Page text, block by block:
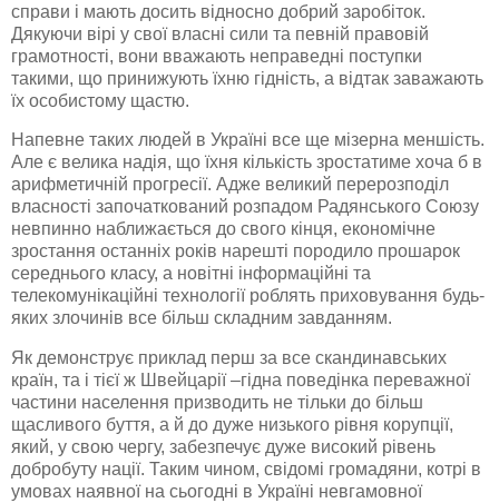
справи і мають досить відносно добрий заробіток.
Дякуючи вірі у свої власні сили та певній правовій
грамотності, вони вважають неправедні поступки
такими, що принижують їхню гідність, а відтак заважають
їх особистому щастю.
Напевне таких людей в Україні все ще мізерна меншість.
Але є велика надія, що їхня кількість зростатиме хоча б в
арифметичній прогресії. Адже великий перерозподіл
власності започаткований розпадом Радянського Союзу
невпинно наближається до свого кінця, економічне
зростання останніх років нарешті породило прошарок
середнього класу, а новітні інформаційні та
телекомунікаційні технології роблять приховування будь-
яких злочинів все більш складним завданням.
Як демонструє приклад перш за все скандинавських
країн, та і тієї ж Швейцарії –гідна поведінка переважної
частини населення призводить не тільки до більш
щасливого буття, а й до дуже низького рівня корупції,
який, у свою чергу, забезпечує дуже високий рівень
добробуту нації. Таким чином, свідомі громадяни, котрі в
умовах наявної на сьогодні в Україні невгамовної